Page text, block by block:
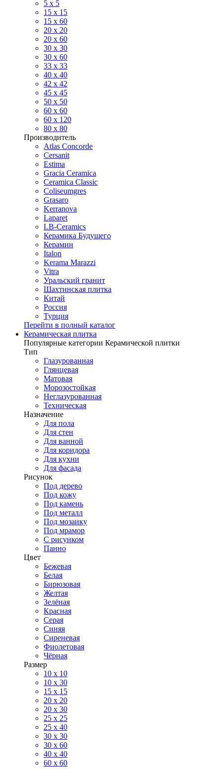
5 x 5
15 x 15
15 x 60
20 х 20
20 x 60
30 х 30
30 x 60
33 x 33
40 х 40
42 x 42
45 x 45
50 x 50
60 х 60
60 x 120
80 x 80
Производитель
Atlas Concorde
Cersanit
Estima
Gracia Ceramica
Ceramica Classic
Coliseumgres
Grasaro
Kerranova
Laparet
LB-Ceramics
Керамика Будущего
Керамин
Italon
Kerama Marazzi
Vitra
Уральский гранит
Шахтинская плитка
Китай
Россия
Турция
Перейти в полный каталог
Керамическая плитка
Популярные категории Керамической плитки
Тип
Глазурованная
Глянцевая
Матовая
Морозостойкая
Неглазурованная
Техническая
Назначение
Для пола
Для стен
Для ванной
Для коридора
Для кухни
Для фасада
Рисунок
Под дерево
Под кожу
Под камень
Под металл
Под мозаику
Под мрамор
С рисунком
Панно
Цвет
Бежевая
Белая
Бирюзовая
Желтая
Зелёная
Красная
Серая
Синяя
Сиреневая
Фиолетовая
Чёрная
Размер
10 х 10
10 x 30
15 x 15
20 х 20
20 x 30
25 x 25
25 x 40
30 x 30
30 х 60
40 х 40
60 х 60